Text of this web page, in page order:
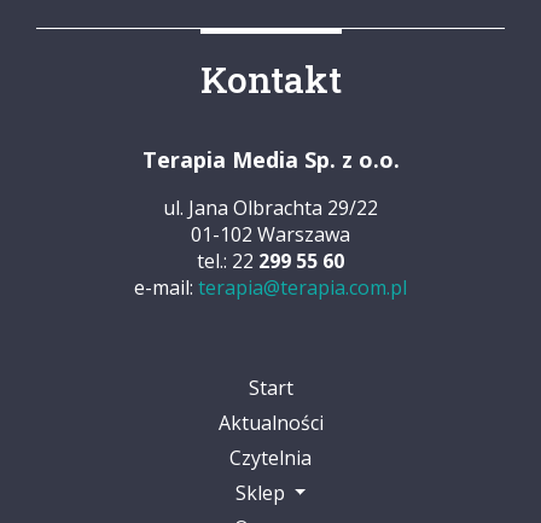
Kontakt
Terapia Media Sp. z o.o.
ul. Jana Olbrachta 29/22
01-102 Warszawa
tel.: 22 299 55 60
e-mail: terapia@terapia.com.pl
Start
Aktualności
Czytelnia
Sklep